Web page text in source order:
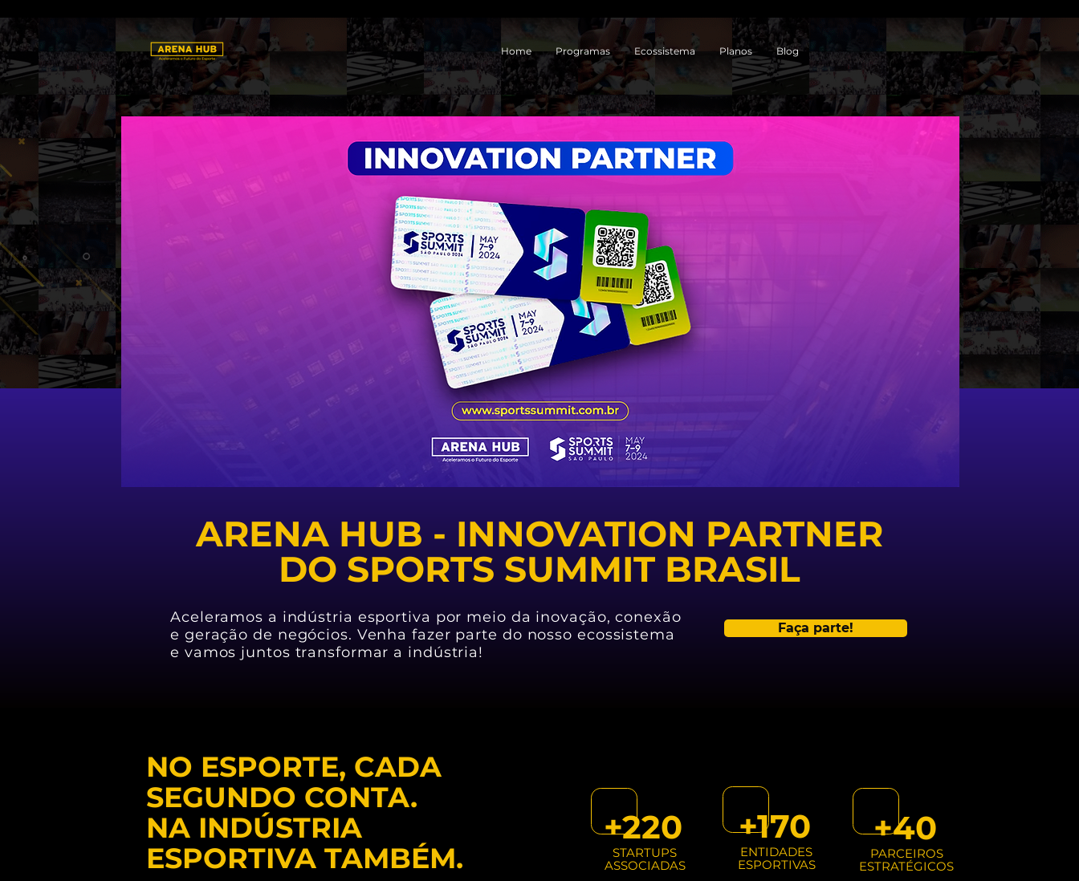
Home Programas Ecossistema Planos Blog
ARENA HUB - INNOVATION PARTNER
DO SPORTS SUMMIT BRASIL
Aceleramos a indústria esportiva por meio da inovação, conexão
e geração de negócios. Venha fazer parte do nosso ecossistema
e vamos juntos transformar a indústria!
Faça parte!
NO ESPORTE, CADA
SEGUNDO CONTA.
NA INDÚSTRIA
ESPORTIVA TAMBÉM.
+220
STARTUPS
ASSOCIADAS
+170
ENTIDADES
ESPORTIVAS
+40
PARCEIROS
ESTRATÉGICOS